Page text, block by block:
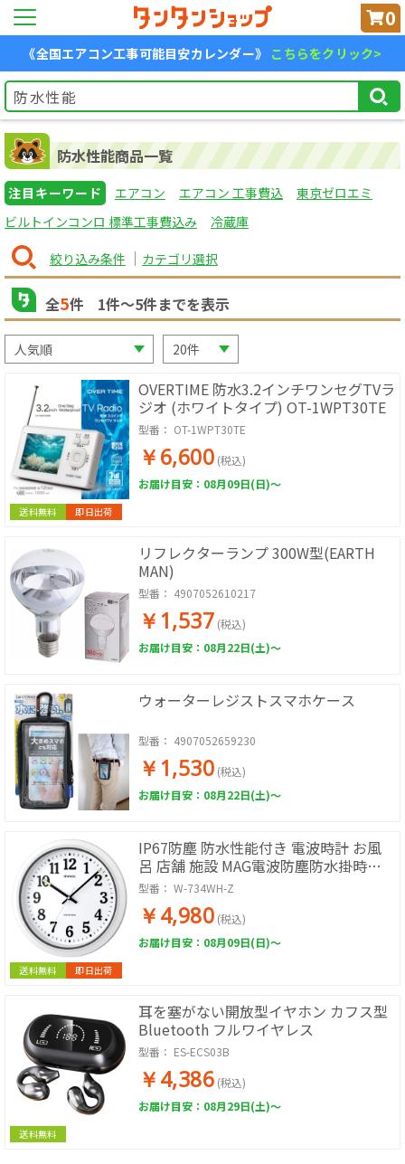
0
《全国エアコン工事可能目安カレンダー》 こちらをクリック>
防水性能商品一覧
注目キーワード エアコン エアコン 工事費込
東京ゼロエミ
ビルトインコンロ 標準工事費込み
冷蔵庫
絞り込み条件 カテゴリ選択
全5件 1件〜5件までを表示
送料無料 即日出荷
OVERTIME 防水3.2インチワンセグTVラ
ジオ (ホワイトタイプ) OT-1WPT30TE
型番： OT-1WPT30TE
￥6,600 (税込)
お届け目安：08月09日(日)～
リフレクターランプ 300W型(EARTH
MAN)
型番： 4907052610217
￥1,537 (税込)
お届け目安：08月22日(土)～
ウォーターレジストスマホケース
型番： 4907052659230
￥1,530 (税込)
お届け目安：08月22日(土)～
送料無料 即日出荷
IP67防塵 防水性能付き 電波時計 お風
呂 店舗 施設 MAG電波防塵防水掛時計
ナヤ (ホワイト)
型番： W-734WH-Z
￥4,980 (税込)
お届け目安：08月09日(日)～
送料無料
耳を塞がない開放型イヤホン カフス型
Bluetooth フルワイヤレス
型番： ES-ECS03B
￥4,386 (税込)
お届け目安：08月29日(土)～